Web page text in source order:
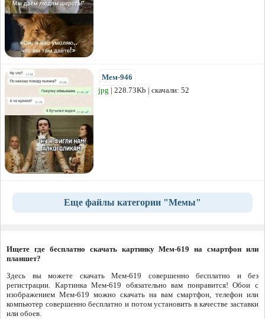
Мем-946
jpg | 228.73Kb | скачали: 52
Еще файлы категории "Мемы"
Ищете где бесплатно скачать картинку Мем-619 на смартфон или
планшет?
Здесь вы можете скачать Мем-619 совершенно бесплатно и без
регистрации. Картинка Мем-619 обязательно вам понравится! Обои с
изображением Мем-619 можно скачать на вам смартфон, телефон или
компьютер совершенно бесплатно и потом установить в качестве заставки
или обоев.